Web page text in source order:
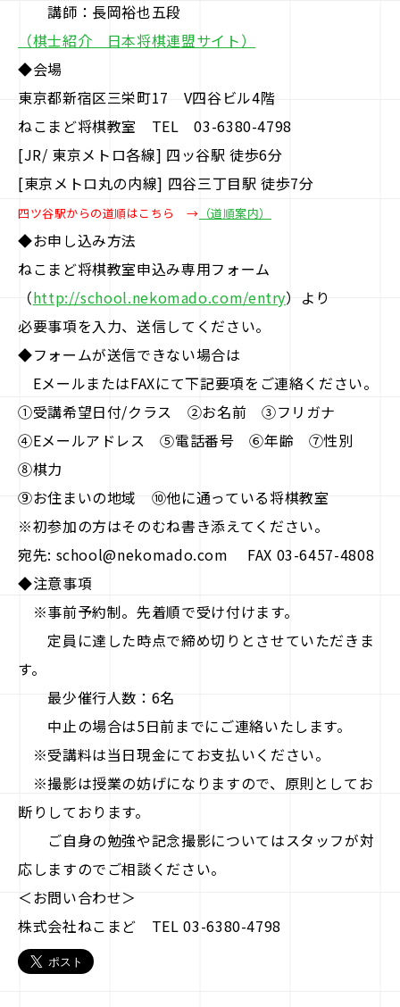
講師：長岡裕也五段
（棋士紹介 日本将棋連盟サイト）
◆会場
東京都新宿区三栄町17 V四谷ビル4階
ねこまど将棋教室 TEL 03-6380-4798
[JR/ 東京メトロ各線] 四ッ谷駅 徒歩6分
[東京メトロ丸の内線] 四谷三丁目駅 徒歩7分
四ツ谷駅からの道順はこちら → （道順案内）
◆お申し込み方法
ねこまど将棋教室申込み専用フォーム
（http://school.nekomado.com/entry）より
必要事項を入力、送信してください。
◆フォームが送信できない場合は
EメールまたはFAXにて下記要項をご連絡ください。
①受講希望日付/クラス ②お名前 ③フリガナ
④Eメールアドレス ⑤電話番号 ⑥年齢 ⑦性別
⑧棋力
⑨お住まいの地域 ⑩他に通っている将棋教室
※初参加の方はそのむね書き添えてください。
宛先: school@nekomado.com FAX 03-6457-4808
◆注意事項
※事前予約制。先着順で受け付けます。
定員に達した時点で締め切りとさせていただきま
す。
最少催行人数：6名
中止の場合は5日前までにご連絡いたします。
※受講料は当日現金にてお支払いください。
※撮影は授業の妨げになりますので、原則としてお
断りしております。
ご自身の勉強や記念撮影についてはスタッフが対
応しますのでご相談ください。
＜お問い合わせ＞
株式会社ねこまど TEL 03-6380-4798